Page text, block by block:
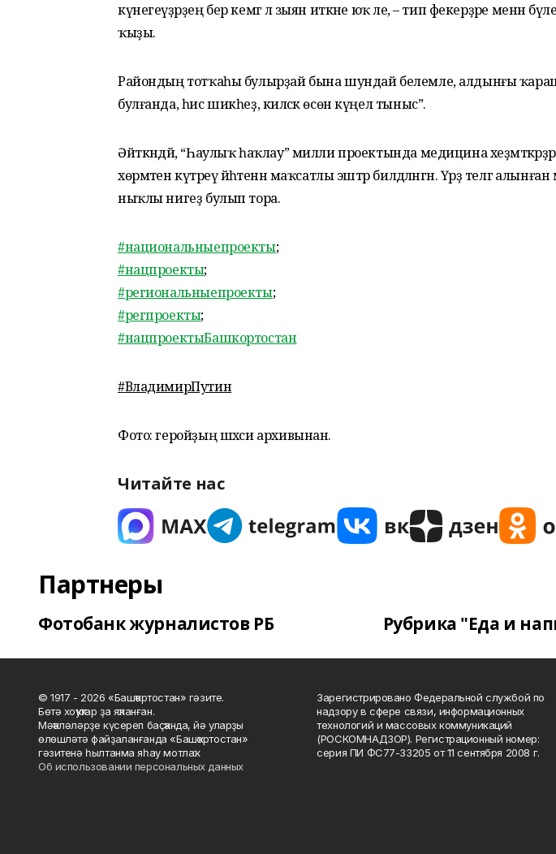
күнегеүҙәрҙең бер кемгә лә зыян иткәне юҡ әле, – тип фекерҙәре менән
ҡыҙы.
Райондың тотҡаһы булырҙай бына шундай белемле, алдынғы
булғанда, һис шикһеҙ, киләсәк өсөн күңел тыныс”.
Әйткәндәй, “Һаулыҡ һаҡлау” милли проектында медицина
хөрмәтен күтәреү йәһәтенән маҡсатлы эштәр билдәләнгән. Үрҙә телгә
ныҡлы нигеҙ булып тора.
#национальныепроекты;
#нацпроекты;
#региональныепроекты;
#регпроекты;
#нацпроектыБашкортостан
#ВладимирПутин
Фото: геройҙың шәхси архивынан.
Читайте нас
Партнеры
Фотобанк журналистов РБ Рубрика "Еда и
© 1917 - 2026 «Башҡортостан» гәзите.
Бөтә хоҡуҡтар ҙа яҡланған.
Мәҡәләләрҙе күсереп баҫҡанда, йә уларҙы
өлөшләтә файҙаланғанда «Башҡортостан»
гәзитенә һылтанма яһау мотлаҡ.
Об использовании персональных данных
Зарегистрировано Федеральной службой по
надзору в сфере связи, информационных
технологий и массовых коммуникаций
(РОСКОМНАДЗОР). Регистрационный номер:
серия ПИ ФС77-33205 от 11 сентября 2008 г.